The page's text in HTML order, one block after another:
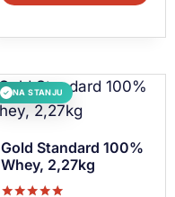
✓ NA STANJU
Gold Standard 100%
Whey, 2,27kg